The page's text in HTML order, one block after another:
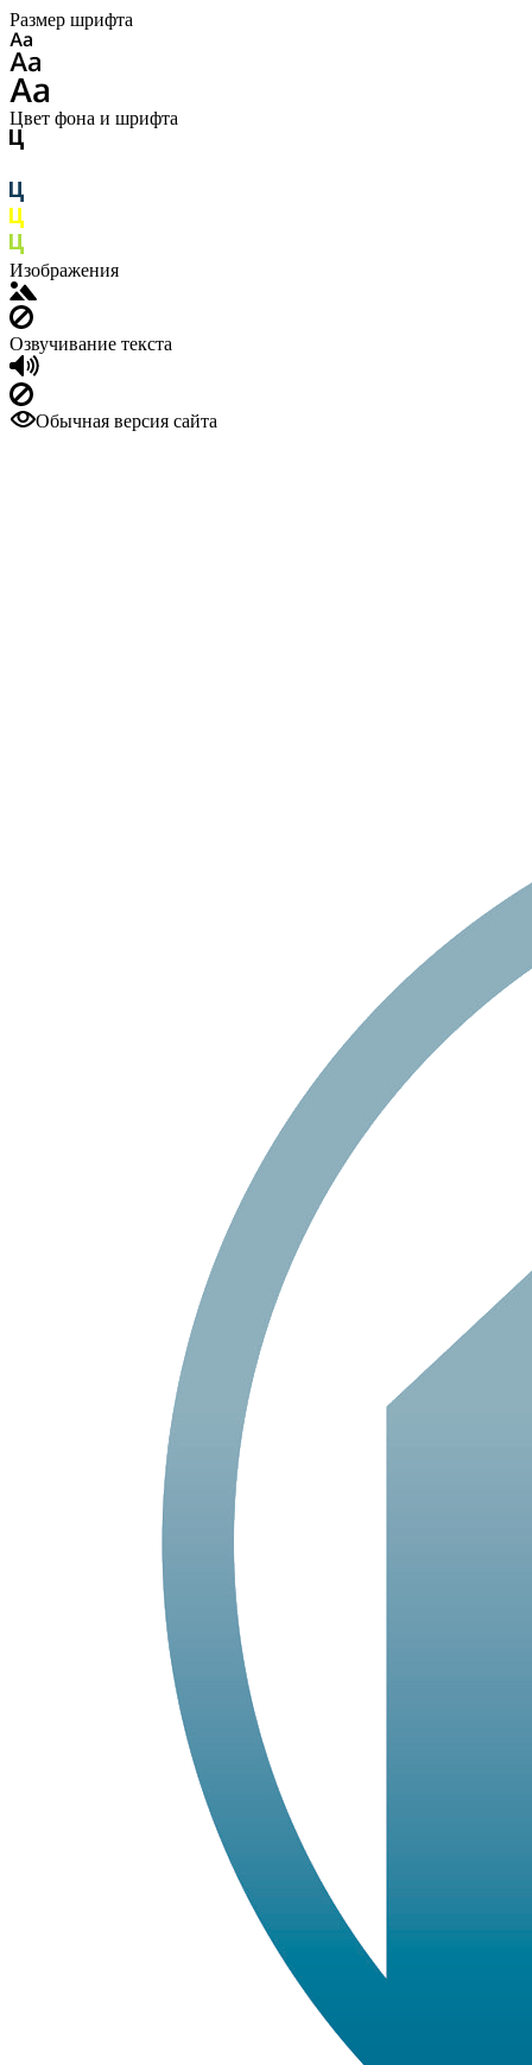
Размер шрифта
Цвет фона и шрифта
Изображения
Озвучивание текста
Обычная версия сайта